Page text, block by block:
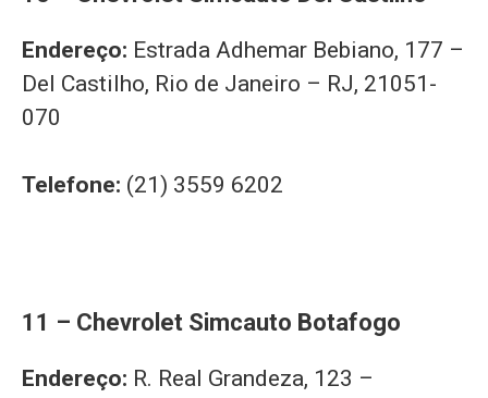
Endereço: Estrada Adhemar Bebiano, 177 –
Del Castilho, Rio de Janeiro – RJ, 21051-
070
Telefone: (21) 3559 6202
11 – Chevrolet Simcauto Botafogo
Endereço: R. Real Grandeza, 123 –